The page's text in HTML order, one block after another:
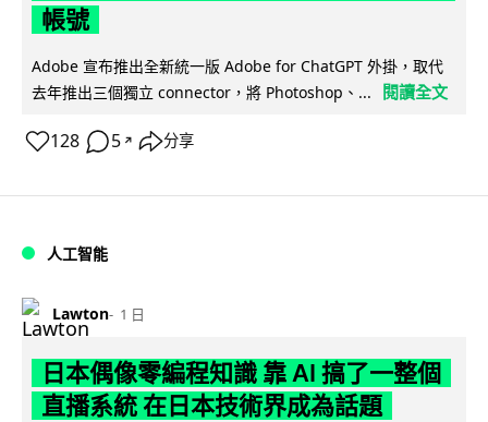
帳號
Adobe 宣布推出全新統一版 Adobe for ChatGPT 外掛，取代
去年推出三個獨立 connector，將 Photoshop、...
閱讀全文
128 5 ↗ 分享
人工智能
Lawton 1 日
日本偶像零編程知識 靠 AI 搞了一整個
直播系統 在日本技術界成為話題